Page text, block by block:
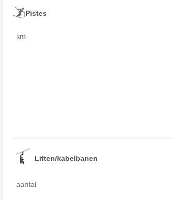
Pistes
km
Liften/kabelbanen
aantal